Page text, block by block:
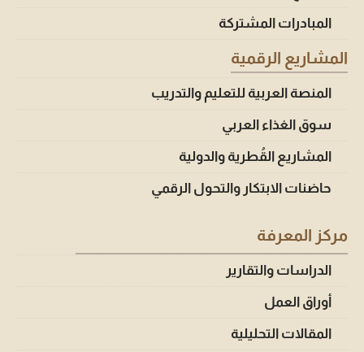
المبادرات المشتركة
المشاريع الرقمية
المنصة العربية للتعليم والتدريب
سوق الغذاء العربي
المشاريع القُطرية والدولية
حاضنات الابتكار والتحول الرقمي
مركز المعرفة
الدراسات والتقارير
أوراق العمل
المقالات التحليلية